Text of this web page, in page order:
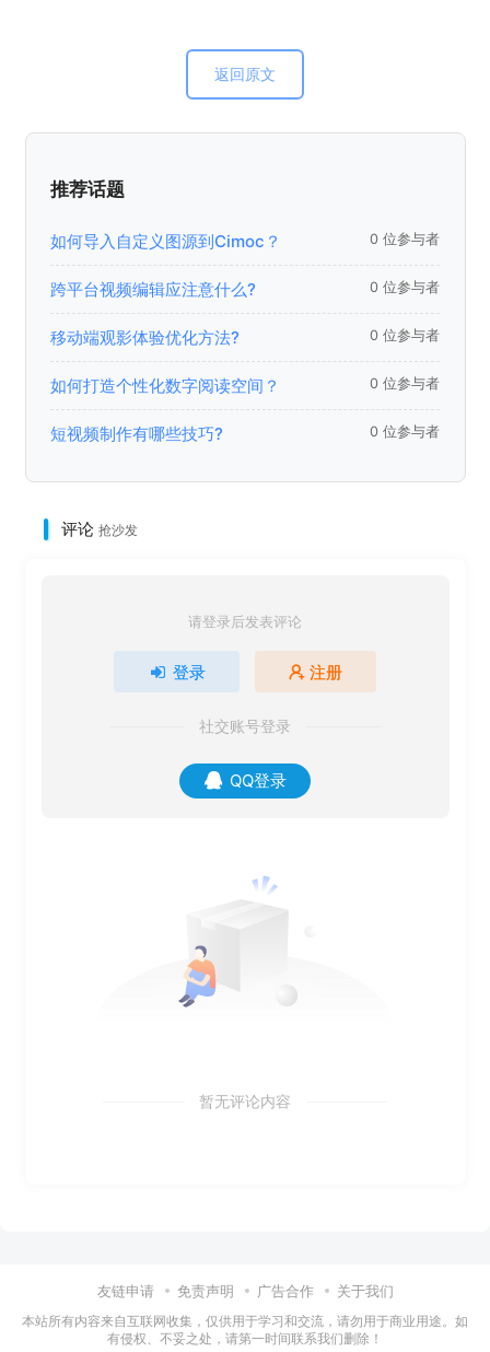
返回原文
推荐话题
如何导入自定义图源到Cimoc？ 0 位参与者
跨平台视频编辑应注意什么? 0 位参与者
移动端观影体验优化方法? 0 位参与者
如何打造个性化数字阅读空间？ 0 位参与者
短视频制作有哪些技巧? 0 位参与者
评论 抢沙发
请登录后发表评论
登录 注册
社交账号登录
QQ登录
暂无评论内容
友链申请 免责声明 广告合作 关于我们
本站所有内容来自互联网收集，仅供用于学习和交流，请勿用于商业用途。如
有侵权、不妥之处，请第一时间联系我们删除！